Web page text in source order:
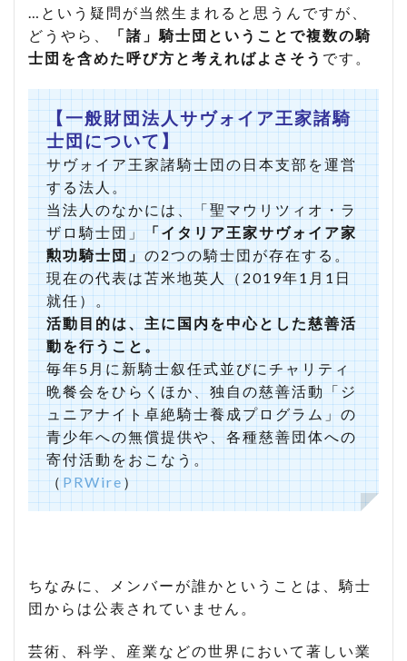
…という疑問が当然生まれると思うんですが、
どうやら、
「諸」騎士団ということで複数の騎
士団を含めた呼び方と考えればよさそう です。
【一般財団法人サヴォイア王家諸騎
士団について】
サヴォイア王家諸騎士団の日本支部を運営
する法人。
当法人のなかには、「聖マウリツィオ・ラ
ザロ騎士団」「イタリア王家サヴォイア家
勲功騎士団」の2つの騎士団が存在する。
現在の代表は苫米地英人（2019年1月1日
就任）。
活動目的は、主に国内を中心とした慈善活
動を行うこと。
毎年5月に新騎士叙任式並びにチャリティ
晩餐会をひらくほか、独自の慈善活動「ジ
ュニアナイト卓絶騎士養成プログラム」の
青少年への無償提供や、各種慈善団体への
寄付活動をおこなう。
（PRWire）
ちなみに、メンバーが誰かということは、騎士
団からは公表されていません。
芸術、科学、産業などの世界において著しい業